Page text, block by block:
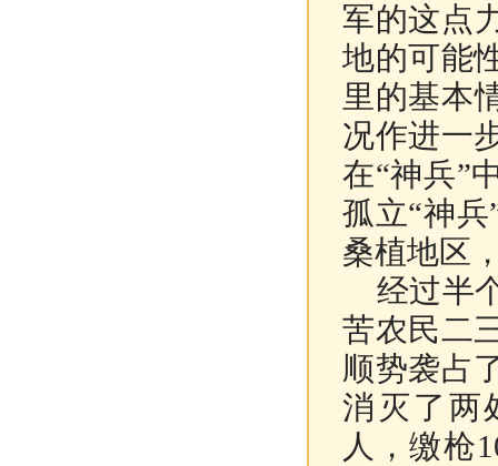
军的这点
地的可能
里的基本
况作进一
在“神兵”
孤立“神
桑植地区
经过半
苦农民二
顺势袭占
消灭了两
人，缴枪